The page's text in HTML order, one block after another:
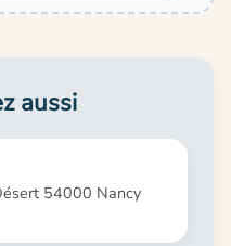
aussi
54000 Nancy